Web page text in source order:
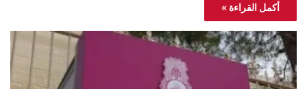
أكمل القراءة »